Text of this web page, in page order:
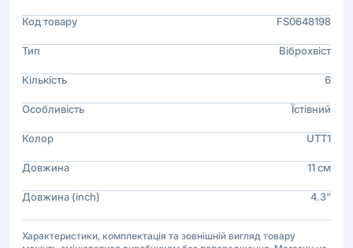
Код товару FS0648198
Тип Віброхвіст
Кількість 6
Особливість Їстівний
Колор UTT1
Довжина 11 см
Довжина (inch) 4.3"
Характеристики, комплектація та зовнішній вигляд товару